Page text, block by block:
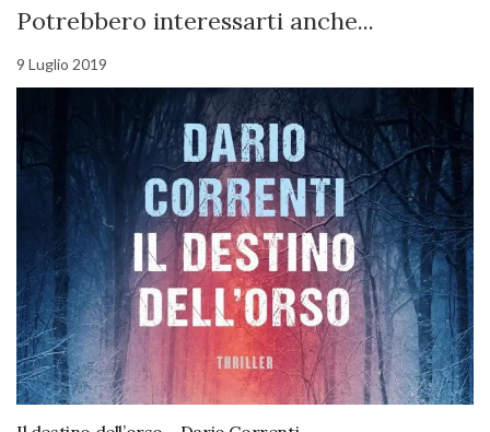
Potrebbero interessarti anche...
9 Luglio 2019